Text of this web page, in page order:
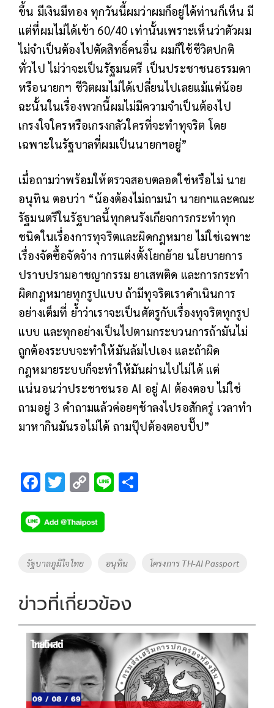
ขึ้น มีเงินมีทอง ทุกวันนี้ผมว่าผมก็อยู่ได้ท่านก็เห็น มี
แต่ที่ผมไม่ได้เข้า 60/40 เท่านั้นเพราะเห็นว่าตัวผม
ไม่จำเป็นต้องไปตัดสิทธิ์คนอื่น ผมก็ใช้ชีวิตปกติ
ทั่วไป ไม่ว่าจะเป็นรัฐมนตรี เป็นประชาชนธรรมดา
หรือนายกฯ ชีวิตผมไม่ได้เปลี่ยนไปเลยแม้แต่น้อย
ฉะนั้นในเรื่องพวกนี้ผมไม่มีความจำเป็นต้องไป
เกรงใจใครหรือเกรงกลัวใครที่จะทำทุจริต โดย
เฉพาะในรัฐบาลที่ผมเป็นนายกฯอยู่”
เมื่อถามว่าพร้อมให้ตรวจสอบตลอดใช่หรือไม่ นาย
อนุทิน ตอบว่า “น้องต้องไม่ถามนำ นายกฯและคณะ
รัฐมนตรีในรัฐบาลนี้ทุกคนรังเกียจการกระทำทุก
ชนิดในเรื่องการทุจริตและผิดกฎหมาย ไม่ใช่เฉพาะ
เรื่องจัดซื้อจัดจ้าง การแต่งตั้งโยกย้าย นโยบายการ
ปราบปรามอาชญากรรม ยาเสพติด และการกระทำ
ผิดกฎหมายทุกรูปแบบ ถ้ามีทุจริตเราดำเนินการ
อย่างเต็มที่ ย้ำว่าเราจะเป็นศัตรูกับเรื่องทุจริตทุกรูป
แบบ และทุกอย่างเป็นไปตามกระบวนการถ้ามันไม่
ถูกต้องระบบจะทำให้มันล้มไปเอง และถ้าผิด
กฎหมายระบบก็จะทำให้มันผ่านไปไม่ได้ แต่
แน่นอนว่าประชาชนรอ AI อยู่ AI ต้องตอบ ไม่ใช่
ถามอยู่ 3 คำถามแล้วค่อยๆช้าลงไปรอสักครู่ เวลาทำ
มาหากินมันรอไม่ได้ ถามปุ๊ปต้องตอบปั๊ป”
F
e
b
o
k
T
tt
er
C
p
y
k
Li
Tags
รัฐบาลภูมิใจไทย อนุทิน โครงการ TH-AI Passport
ข่าวที่เกี่ยวข้อง